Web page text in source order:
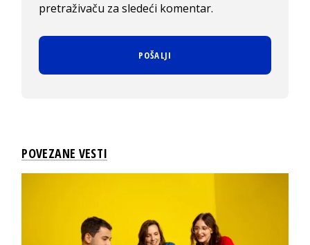
pretraživaču za sledeći komentar.
POVEZANE VESTI